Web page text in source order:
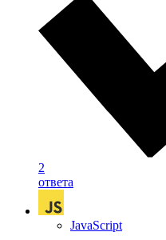
2
ответа
JavaScript